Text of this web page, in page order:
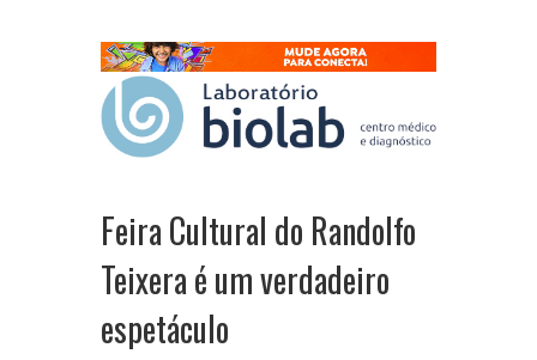
Feira Cultural do Randolfo
Teixera é um verdadeiro
espetáculo